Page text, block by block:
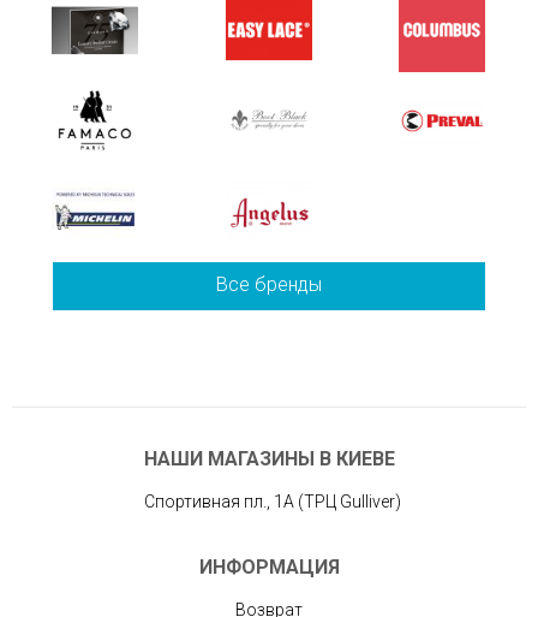
Все бренды
НАШИ МАГАЗИНЫ В КИЕВЕ
Спортивная пл., 1А (ТРЦ Gulliver)
ИНФОРМАЦИЯ
Возврат